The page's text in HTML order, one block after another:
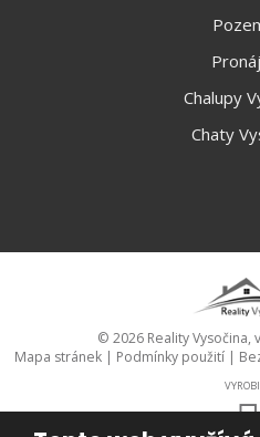
Chalupy
Chaty
© 2026 Reality Vysočina,
Mapa stránek | Podmínky použití |